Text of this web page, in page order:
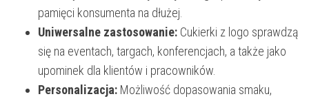
pamięci konsumenta na dłużej.
Uniwersalne zastosowanie: Cukierki z logo sprawdzą
się na eventach, targach, konferencjach, a także jako
upominek dla klientów i pracowników.
Personalizacja: Możliwość dopasowania smaku,